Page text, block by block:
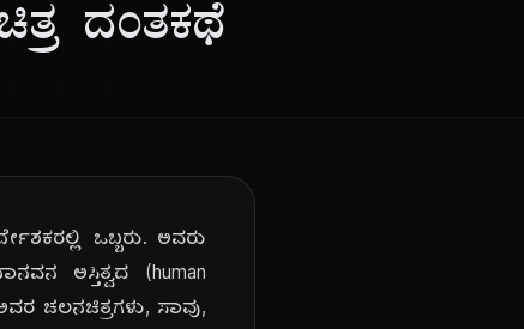
ದಂತಕಥೆ
ಒಬ್ಬರು. ಅವರು
ಅಸ್ತಿತ್ವದ (human
ಚಲನಚಿತ್ರಗಳು, ಸಾವು,